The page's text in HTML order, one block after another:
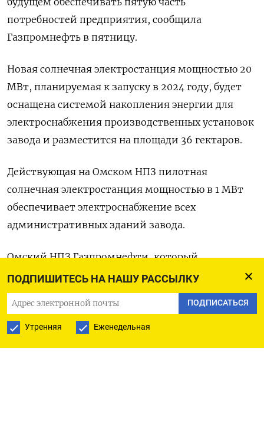
ПОДПИШИТЕСЬ НА НАШУ РАССЫЛКУ
ПОДПИСАТЬСЯ
Утренняя Еженедельная
потребностей предприятия, сообщила
Газпромнефть в пятницу.
Новая солнечная электростанция мощностью 20
МВт, планируемая к запуску в 2024 году, будет
оснащена системой накопления энергии для
электроснабжения производственных установок
завода и разместится на площади 36 гектаров.
Действующая на Омском НПЗ пилотная
солнечная электростанция мощностью в 1 МВт
обеспечивает электроснабжение всех
административных зданий завода.
Омский НПЗ Газпромнефти, который
переработал в прошлом году около 21 миллиона
тонн нефти, является крупнейшим в РФ и одним
из наиболее оснащенных вторичными
процессами. (Олеся Астахова)